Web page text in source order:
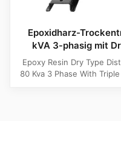
Epoxidharz-
kVA 3-phasig mit
Epoxy Resin Dry Type
80 Kva 3 Phase With
transformer, distribution